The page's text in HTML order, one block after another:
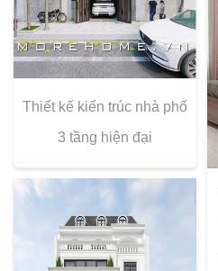
Thiết kế kiến trúc nhà phố
3 tầng hiện đại